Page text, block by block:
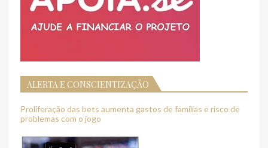
ALERTA E CONSCIENTIZAÇÃO
Proliferação das bets aumenta gastos de famílias e risco de
problemas com o jogo